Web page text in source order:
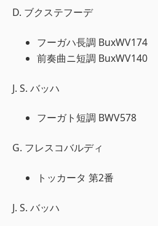
D. ブクステフーデ
フーガハ長調 BuxWV174
前奏曲ニ短調 BuxWV140
J. S. バッハ
フーガト短調 BWV578
G. フレスコバルディ
トッカータ 第2番
J. S. バッハ